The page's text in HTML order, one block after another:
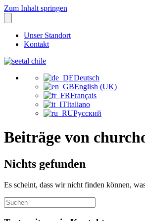
Zum Inhalt springen
Unser Standort
Kontakt
Deutsch
English (UK)
Français
Italiano
Русский
Beiträge von
Nichts gefunden
Es scheint, dass wir nicht finden können,